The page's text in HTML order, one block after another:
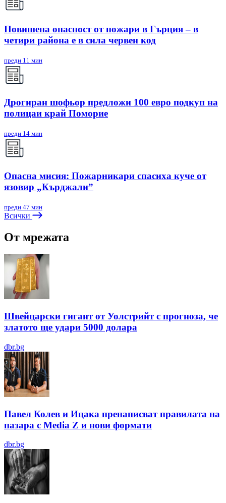
Повишена опасност от пожари в Гърция – в
четири района е в сила червен код
преди 11 мин
Дрогиран шофьор предложи 100 евро подкуп на
полицаи край Поморие
преди 14 мин
Опасна мисия: Пожарникари спасиха куче от
язовир „Кърджали”
преди 47 мин
Всички
От мрежата
Швейцарски гигант от Уолстрийт с прогноза, че
златото ще удари 5000 долара
dbr.bg
Павел Колев и Ицака пренаписват правилата на
пазара с Media Z и нови формати
dbr.bg